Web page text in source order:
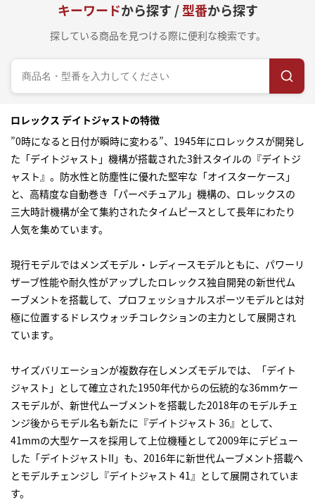
キーワードから探す /型番から探す
探している商品を見つける際に便利な検索です。
ロレックス デイトジャストの特徴
”0時になると日付が瞬時に変わる”、1945年にロレックスが開発し
た「デイトジャスト」機構が搭載された3針スタイルの『デイトジ
ャスト』。防水性と防塵性に優れた堅牢な「オイスターケース」
と、高精度な自動巻き「パーペチュアル」機構の、ロレックスの
三大時計機構が全て集約されたタイムピースとして長年にわたり
人気を集めています。
現行モデルではメンズモデル・レディースモデルともに、パワーリ
ザーブ性能や耐久性がアップしたロレックス独自開発の新世代ム
ーブメントを搭載して、プロフェッショナルスポーツモデルとは対
極に位置するドレスウォッチコレクションの主力として展開され
ています。
サイズバリエーションが複数存在しメンズモデルでは、「デイト
ジャスト」として確立された1950年代からの伝統的な36mmケー
スモデルが、新世代ムーブメントを搭載した2018年のモデルチェ
ンジ後からモデル名も新たに『デイトジャスト 36』として、
41mmの大型ケースを採用して上位機種として2009年にデビュー
した「デイトジャストII」も、2016年に新世代ムーブメント搭載へ
とモデルチェンジし『デイトジャスト 41』として展開されていま
す。